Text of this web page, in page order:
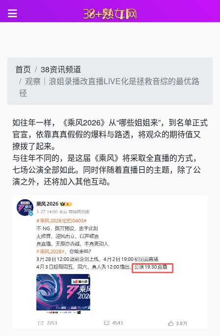
首页
38资讯频道
观察｜浪姐录播改直播LIVE化是拯救音综的最优路
径
如往年一样，《乘风2026》从“哪些姐姐来”，到名单正式
官宣，依靠真真假假的爆料与路透，将观众的期待值又
撩拨了起来。
与往年不同的，是这届《乘风》将采取全直播的方式，
七场公演全部如此。同时伴随着直播日的主题，除了公
演之外，还将加入其他互动。